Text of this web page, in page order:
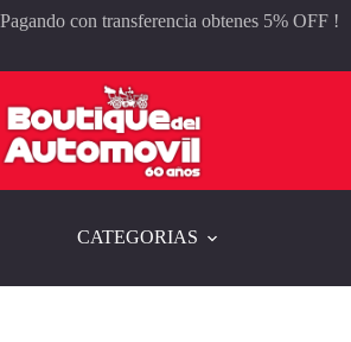
al
Pagando con transferencia obtenes 5% OFF !
CATEGORIAS